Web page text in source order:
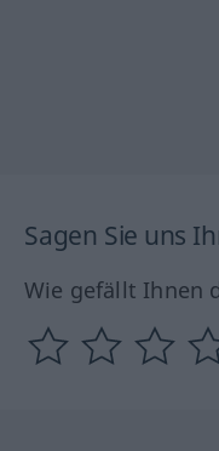
Sagen Sie uns
Wie gefällt Ihnen